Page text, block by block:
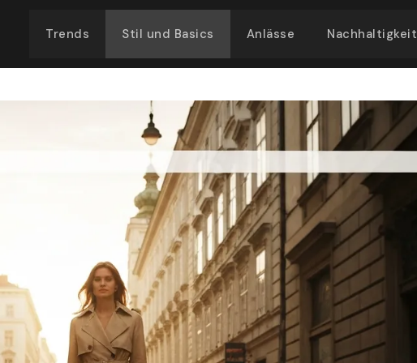
Trends Stil und Basics Anlässe Nachhaltigkeit